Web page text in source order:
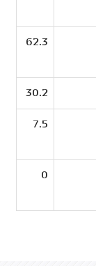
62.3
30.2
7.5
0